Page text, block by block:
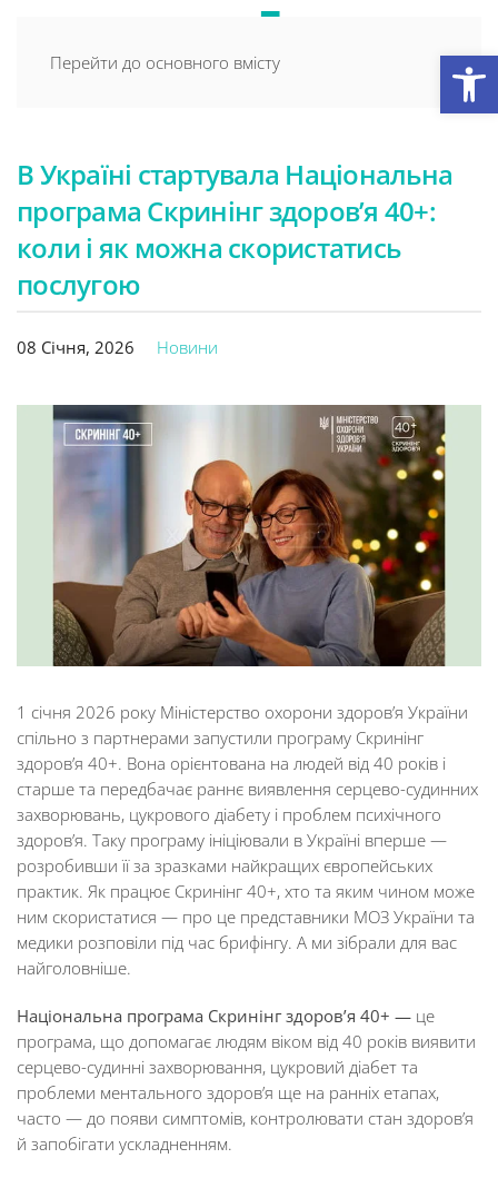
Перейти до основного вмісту
В Україні стартувала Національна
програма Скринінг здоров’я 40+:
коли і як можна скористатись
послугою
08 Січня, 2026 Новини
1 січня 2026 року Міністерство охорони здоров’я України
спільно з партнерами запустили програму Скринінг
здоров’я 40+. Вона орієнтована на людей від 40 років і
старше та передбачає раннє виявлення серцево-судинних
захворювань, цукрового діабету і проблем психічного
здоровʼя. Таку програму ініціювали в Україні вперше —
розробивши її за зразками найкращих європейських
практик. Як працює Скринінг 40+, хто та яким чином може
ним скористатися — про це представники МОЗ України та
медики розповіли під час брифінгу. А ми зібрали для вас
найголовніше.
Національна програма Скринінг здоров’я 40+ — це
програма, що допомагає людям віком від 40 років виявити
серцево-судинні захворювання, цукровий діабет та
проблеми ментального здоровʼя ще на ранніх етапах,
часто — до появи симптомів, контролювати стан здоров’я
й запобігати ускладненням.